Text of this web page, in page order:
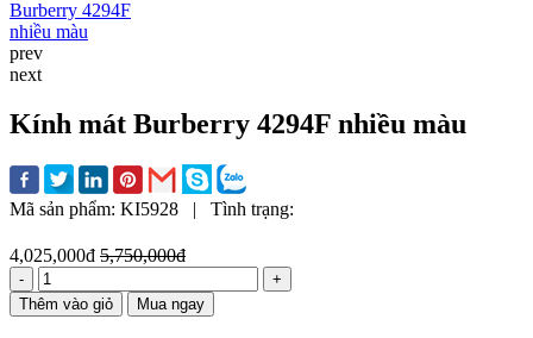
prev
next
Kính mát Burberry 4294F nhiều màu
Mã sản phẩm: KI5928 | Tình trạng:
4,025,000đ 5,750,000đ
-
+
Thêm vào giỏ
Mua ngay